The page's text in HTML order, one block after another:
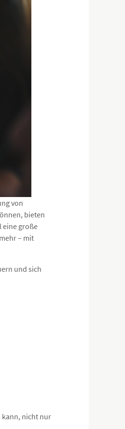
von
bieten
eine große
– mit
und sich
kann, nicht nur